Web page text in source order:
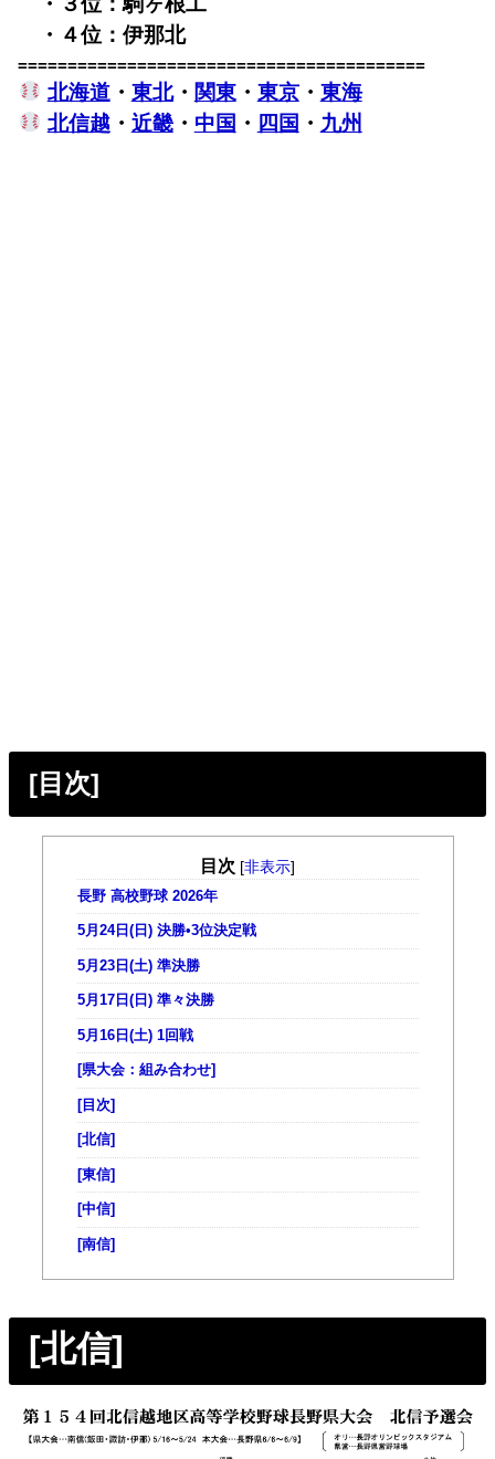
・４位：伊那北
=========================================
北海道・ 東北・ 関東・ 東京・ 東海
北信越・ 近畿・ 中国 ・ 四国 ・ 九州
[目次]
目次 [非表示]
長野 高校野球 2026年
5月24日(日) 決勝•3位決定戦
5月23日(土) 準決勝
5月17日(日) 準々決勝
5月16日(土) 1回戦
[県大会：組み合わせ]
[目次]
[北信]
[東信]
[中信]
[南信]
[北信]